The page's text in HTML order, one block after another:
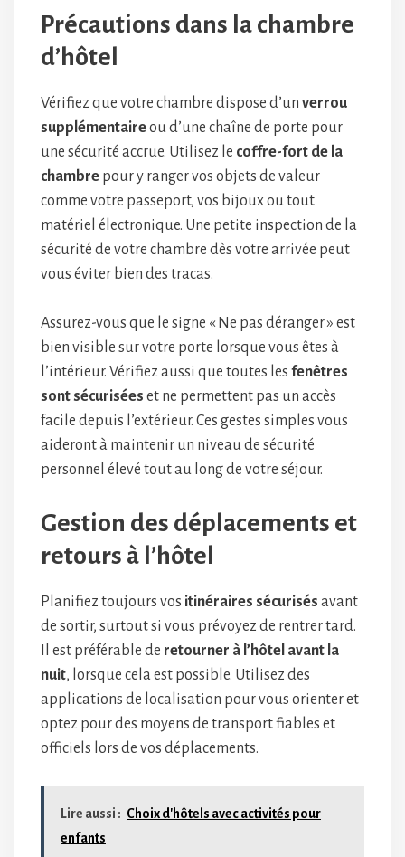
Précautions dans la chambre
d’hôtel
Vérifiez que votre chambre dispose d’un verrou
supplémentaireou d’une chaîne de porte pour
une sécurité accrue. Utilisez le coffre-fort de la
chambre pour y ranger vos objets de valeur
comme votre passeport, vos bijoux ou tout
matériel électronique. Une petite inspection de la
sécurité de votre chambre dès votre arrivée peut
vous éviter bien des tracas.
Assurez-vous que le signe « Ne pas déranger » est
bien visible sur votre porte lorsque vous êtes à
l’intérieur. Vérifiez aussi que toutes les fenêtres
sont sécurisées et ne permettent pas un accès
facile depuis l’extérieur. Ces gestes simples vous
aideront à maintenir un niveau de sécurité
personnel élevé tout au long de votre séjour.
Gestion des déplacements et
retours à l’hôtel
Planifiez toujours vos itinéraires sécurisés avant
de sortir, surtout si vous prévoyez de rentrer tard.
Il est préférable de retourner à l’hôtel avant la
nuit, lorsque cela est possible. Utilisez des
applications de localisation pour vous orienter et
optez pour des moyens de transport fiables et
officiels lors de vos déplacements.
Lire aussi : Choix d'hôtels avec activités pour
enfants